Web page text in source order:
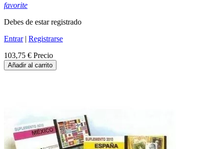
favorite
Debes de estar registrado
Entrar| Registrarse
103,75 € Precio
Añadir al carrito